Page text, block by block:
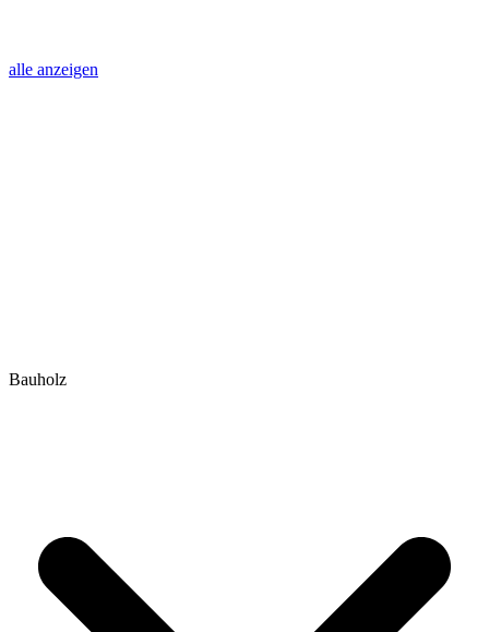
alle anzeigen
Bauholz